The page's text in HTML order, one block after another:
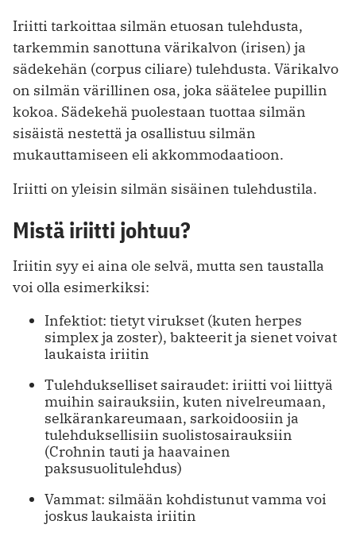
Iriitti tarkoittaa silmän etuosan tulehdusta,
tarkemmin sanottuna värikalvon (irisen) ja
sädekehän (corpus ciliare) tulehdusta. Värikalvo
on silmän värillinen osa, joka säätelee pupillin
kokoa. Sädekehä puolestaan tuottaa silmän
sisäistä nestettä ja osallistuu silmän
mukauttamiseen eli akkommodaatioon.
Iriitti on yleisin silmän sisäinen tulehdustila.
Mistä iriitti johtuu?
Iriitin syy ei aina ole selvä, mutta sen taustalla
voi olla esimerkiksi:
Infektiot: tietyt virukset (kuten herpes
simplex ja zoster), bakteerit ja sienet voivat
laukaista iriitin
Tulehdukselliset sairaudet: iriitti voi liittyä
muihin sairauksiin, kuten nivelreumaan,
selkärankareumaan, sarkoidoosiin ja
tulehduksellisiin suolistosairauksiin
(Crohnin tauti ja haavainen
paksusuolitulehdus)
Vammat: silmään kohdistunut vamma voi
joskus laukaista iriitin